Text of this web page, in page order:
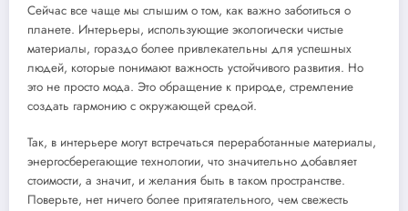
Сейчас все чаще мы слышим о том, как важно заботиться о
планете. Интерьеры, использующие экологически чистые
материалы, гораздо более привлекательны для успешных
людей, которые понимают важность устойчивого развития. Но
это не просто мода. Это обращение к природе, стремление
создать гармонию с окружающей средой.
Так, в интерьере могут встречаться переработанные материалы,
энергосберегающие технологии, что значительно добавляет
стоимости, а значит, и желания быть в таком пространстве.
Поверьте, нет ничего более притягательного, чем свежесть